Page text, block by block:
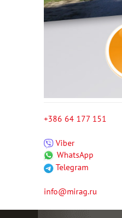
+386 64 177 151
Viber
WhatsApp
Telegram
info@mirag.ru